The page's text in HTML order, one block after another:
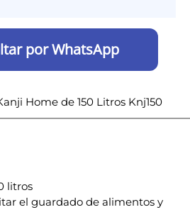
por WhatsApp
Home de 150 Litros Knj150
litros
el guardado de alimentos y